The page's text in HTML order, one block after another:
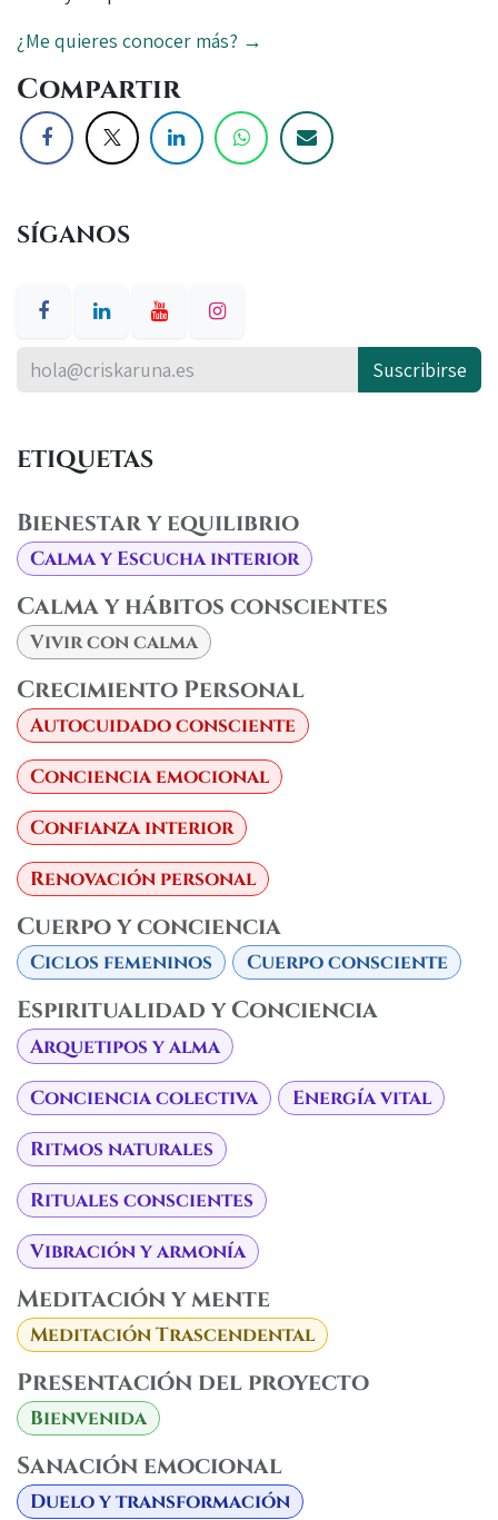
¿Me quieres conocer más? →
Compartir
SÍGANOS
Suscribirse
ETIQUETAS
Bienestar y equilibrio
Calma y Escucha interior
Calma y hábitos conscientes
Vivir con calma
Crecimiento Personal
Autocuidado consciente
Conciencia emocional
Confianza interior
Renovación personal
Cuerpo y conciencia
Ciclos femeninos Cuerpo consciente
Espiritualidad y Conciencia
Arquetipos y alma
Conciencia colectiva Energía vital
Ritmos naturales
Rituales conscientes
Vibración y armonía
Meditación y mente
Meditación Trascendental
Presentación del proyecto
Bienvenida
Sanación emocional
Duelo y transformación